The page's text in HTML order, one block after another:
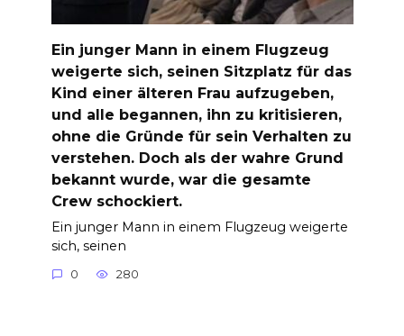
Ein junger Mann in einem Flugzeug
weigerte sich, seinen Sitzplatz für das
Kind einer älteren Frau aufzugeben,
und alle begannen, ihn zu kritisieren,
ohne die Gründe für sein Verhalten zu
verstehen. Doch als der wahre Grund
bekannt wurde, war die gesamte
Crew schockiert.
Ein junger Mann in einem Flugzeug weigerte
sich, seinen
0 280